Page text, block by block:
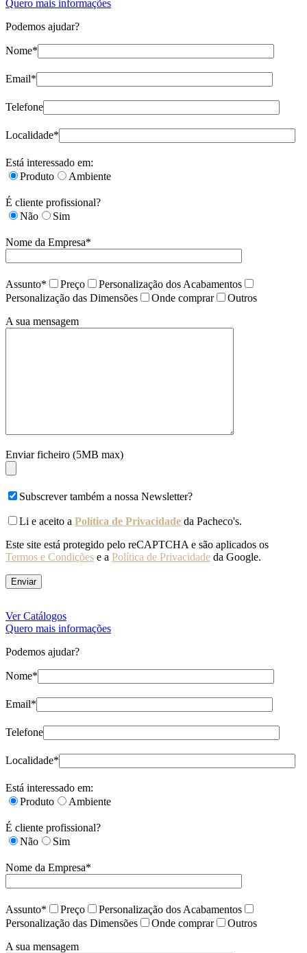
Quero mais informações
Podemos ajudar?
Nome*
Email*
Telefone
Localidade*
Está interessado em:
Produto
Ambiente
É cliente profissional?
Não
Sim
Nome da Empresa*
Assunto* Preço
Personalização dos Acabamentos
Personalização das Dimensões
Onde comprar
Outros
A sua mensagem
Enviar ficheiro (5MB max)
Subscrever também a nossa Newsletter?
Li e aceito a Política de Privacidade da Pacheco's.
Este site está protegido pelo reCAPTCHA e são aplicados os
Termos e Condições e a Política de Privacidade da Google.
Ver Catálogos
Quero mais informações
Podemos ajudar?
Nome*
Email*
Telefone
Localidade*
Está interessado em:
Produto
Ambiente
É cliente profissional?
Não
Sim
Nome da Empresa*
Assunto* Preço
Personalização dos Acabamentos
Personalização das Dimensões
Onde comprar
Outros
A sua mensagem